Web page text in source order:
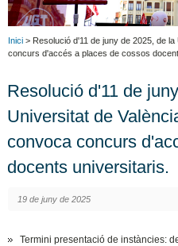
Inici > Resolució d'11 de juny de 2025, de
concurs d'accés a places de cossos
Resolució d'11 de
Universitat de
convoca concurs
docents universitaris.
19 de juny de 2025
Termini presentació de instàncies: